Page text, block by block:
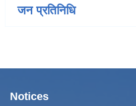
जन प्रतिनिधि
Notices